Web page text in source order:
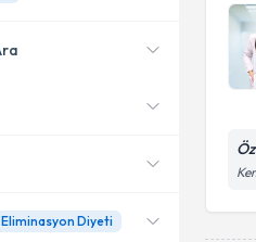
uzmanları
Eliminasyon Diyeti